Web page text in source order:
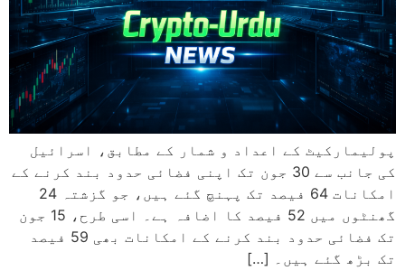
پولیمارکیٹ کے اعداد و شمار کے مطابق، اسرائیل
کی جانب سے 30 جون تک اپنی فضائی حدود بند کرنے کے
امکانات 64 فیصد تک پہنچ گئے ہیں، جو گزشتہ 24
گھنٹوں میں 52 فیصد کا اضافہ ہے۔ اسی طرح، 15 جون
تک فضائی حدود بند کرنے کے امکانات بھی 59 فیصد
تک بڑھ گئے ہیں۔ […]